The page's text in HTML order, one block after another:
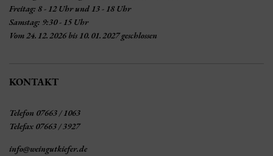
Freitag: 8 - 12 Uhr und 13 - 18 Uhr
Samstag: 9:30 - 15 Uhr
Vom 24.12.2026 bis 10.01.2027 geschlossen
KONTAKT
Telefon 07663 / 1063
Telefax 07663 / 3927
info@weingutkiefer.de